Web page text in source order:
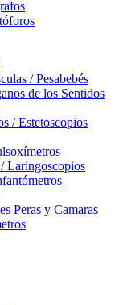
/ Pesabebés
de los Sentidos
/ Estetoscopios
Laringoscopios
Peras y Camaras